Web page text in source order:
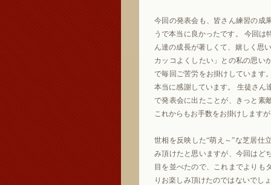
今回の発表会も、皆さん練習の成
うで本当に良かったです。 今回は
ん達の成長が著しくて、嬉しく思
カッコよくしたい」との私の思い
で毎回ご苦労をお掛けしています
本当に感謝しています。 生徒さん
で発表会に出たことが、きっと素
これからもお手数をお掛けします
世相を反映した“萌え～”な芝居仕
み頂けたと思いますが、今回はど
目を並べたので、これまでよりも
りお楽しみ頂けたのではないでし